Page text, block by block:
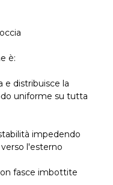
è:
distribuisce la
uniforme su tutta
impedendo
l'esterno
fasce imbottite